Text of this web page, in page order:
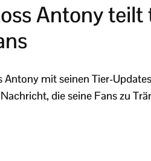
Antony
Antony mit seinen Tier-
die seine Fans zu